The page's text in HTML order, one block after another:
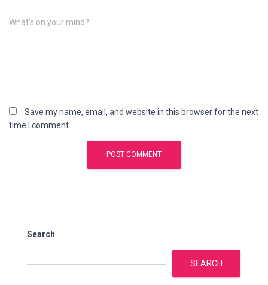
What's on your mind?
Save my name, email, and website in this browser for the next
time I comment.
Search
SEARCH